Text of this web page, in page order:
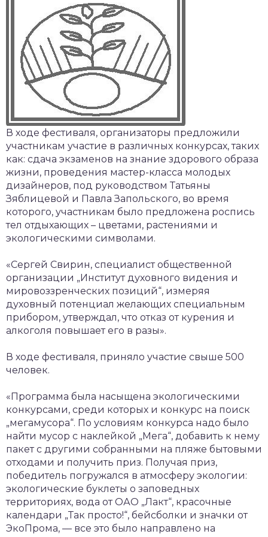
В ходе фестиваля, организаторы предложили
участникам участие в различных конкурсах, таких
как: сдача экзаменов на знание здорового образа
жизни, проведения мастер-класса молодых
дизайнеров, под руководством Татьяны
Зяблицевой и Павла Запольского, во время
которого, участникам было предложена роспись
тел отдыхающих – цветами, растениями и
экологическими символами.
«Сергей Свирин, специалист общественной
организации „Институт духовного видения и
мировоззренческих позиций“, измеряя
духовный потенциал желающих специальным
прибором, утверждал, что отказ от курения и
алкоголя повышает его в разы».
В ходе фестиваля, приняло участие свыше 500
человек.
«Программа была насыщена экологическими
конкурсами, среди которых и конкурс на поиск
„мегамусора“. По условиям конкурса надо было
найти мусор с наклейкой „Мега“, добавить к нему
пакет с другими собранными на пляже бытовыми
отходами и получить приз. Получая приз,
победитель погружался в атмосферу экологии:
экологические буклеты о заповедных
территориях, вода от ОАО „Лакт“, красочные
календари „Так просто!“, бейсболки и значки от
ЭкоПрома, — все это было направлено на